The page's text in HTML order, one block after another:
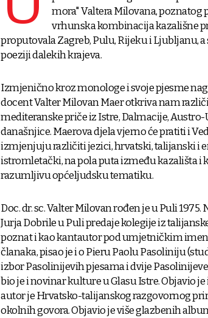
mora" Valtera Milovana,
vrhunska kombinacija kazališne
proputovala Zagreb, Pulu, Rijeku i Ljubljanu,
poeziji dalekih krajeva.
Izmjenično kroz monologe i svoje pjesme
docent Valter Milovan Maer otkriva nam
mediteranske priče iz Istre, Dalmacije,
današnjice. Maerova djela vjerno će pratiti i
izmjenjuju različiti jezici, hrvatski, talijanski i
istromletački, na pola puta između kazališta
razumljivu općeljudsku tematiku.
Doc. dr. sc. Valter Milovan rođen je u Puli
Jurja Dobrile u Puli predaje kolegije iz
poznat i kao kantautor pod umjetničkim
članaka, pisao je i o Pieru Paolu Pasoliniju
izbor Pasolinijevih pjesama i dvije
bio je i novinar kulture u Glasu Istre. Objavio
autor je Hrvatsko-talijanskog razgovornog
okolnih govora. Objavio je više glazbenih